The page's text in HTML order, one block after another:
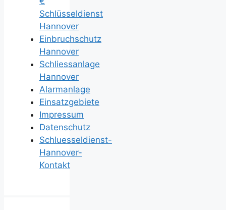
Schlüsseldienst
Hannover
Einbruchschutz
Hannover
Schliessanlage
Hannover
Alarmanlage
Einsatzgebiete
Impressum
Datenschutz
Schluesseldienst-
Hannover-
Kontakt